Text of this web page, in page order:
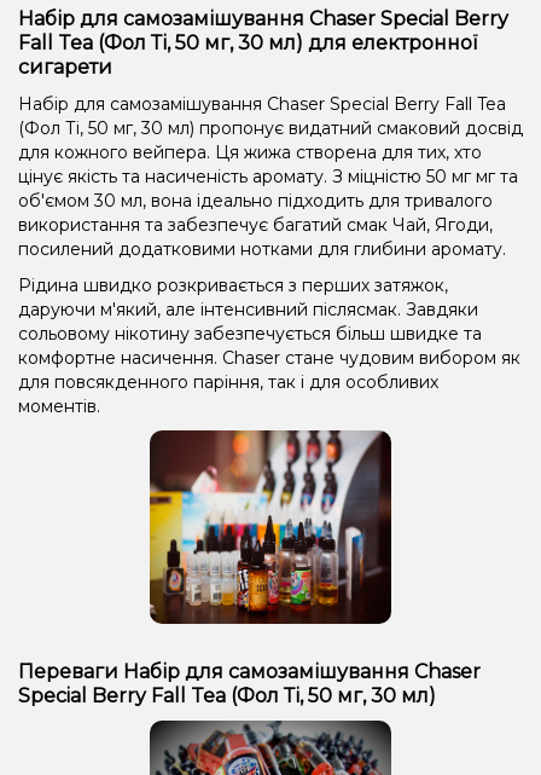
Набір для самозамішування Chaser Special Berry
Fall Tea (Фол Ті, 50 мг, 30 мл) для електронної
сигарети
Набір для самозамішування Chaser Special Berry Fall Tea
(Фол Ті, 50 мг, 30 мл) пропонує видатний смаковий досвід
для кожного вейпера. Ця жижа створена для тих, хто
цінує якість та насиченість аромату. З міцністю 50 мг мг та
об'ємом 30 мл, вона ідеально підходить для тривалого
використання та забезпечує багатий смак Чай, Ягоди,
посилений додатковими нотками для глибини аромату.
Рідина швидко розкривається з перших затяжок,
даруючи м'який, але інтенсивний післясмак. Завдяки
сольовому нікотину забезпечується більш швидке та
комфортне насичення. Chaser стане чудовим вибором як
для повсякденного паріння, так і для особливих
моментів.
Переваги Набір для самозамішування Chaser
Special Berry Fall Tea (Фол Ті, 50 мг, 30 мл)